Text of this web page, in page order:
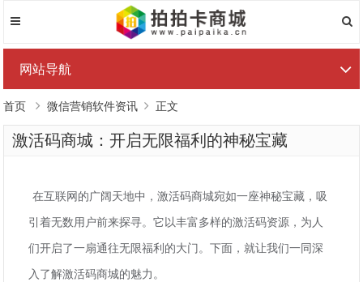
网站导航
首页 微信营销软件资讯 正文
激活码商城：开启无限福利的神秘宝藏
在互联网的广阔天地中，激活码商城宛如一座神秘宝藏，吸
引着无数用户前来探寻。它以丰富多样的激活码资源，为人
们开启了一扇通往无限福利的大门。下面，就让我们一同深
入了解激活码商城的魅力。